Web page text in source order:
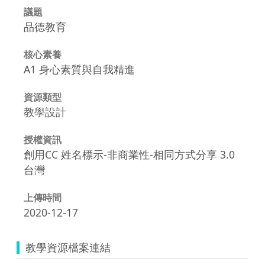
議題
品德教育
核心素養
A1 身心素質與自我精進
資源類型
教學設計
授權資訊
創用CC 姓名標示-非商業性-相同方式分享 3.0
台灣
上傳時間
2020-12-17
教學資源檔案連結